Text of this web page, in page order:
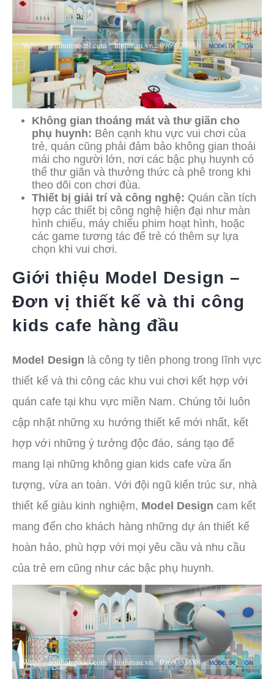
Không gian thoáng mát và thư giãn cho
phụ huynh: Bên cạnh khu vực vui chơi của
trẻ, quán cũng phải đảm bảo không gian thoải
mái cho người lớn, nơi các bậc phụ huynh có
thể thư giãn và thưởng thức cà phê trong khi
theo dõi con chơi đùa.
Thiết bị giải trí và công nghệ: Quán cần tích
hợp các thiết bị công nghệ hiện đại như màn
hình chiếu, máy chiếu phim hoạt hình, hoặc
các game tương tác để trẻ có thêm sự lựa
chọn khi vui chơi.
Giới thiệu Model Design –
Đơn vị thiết kế và thi công
kids cafe hàng đầu
Model Design là công ty tiên phong trong lĩnh vực
thiết kế và thi công các khu vui chơi kết hợp với
quán cafe tại khu vực miền Nam. Chúng tôi luôn
cập nhật những xu hướng thiết kế mới nhất, kết
hợp với những ý tưởng độc đáo, sáng tạo để
mang lại những không gian kids cafe vừa ấn
tượng, vừa an toàn. Với đội ngũ kiến trúc sư, nhà
thiết kế giàu kinh nghiệm, Model Design cam kết
mang đến cho khách hàng những dự án thiết kế
hoàn hảo, phù hợp với mọi yêu cầu và nhu cầu
của trẻ em cũng như các bậc phụ huynh.